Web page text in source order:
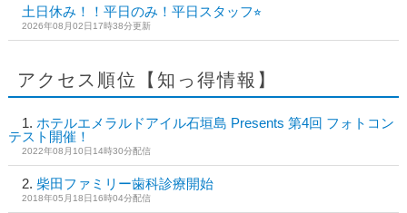
土日休み！！平日のみ！平日スタッフ⭐︎
2026年08月02日17時38分更新
アクセス順位【知っ得情報】
ホテルエメラルドアイル石垣島 Presents 第4回 フォトコン
テスト開催！
2022年08月10日14時30分配信
柴田ファミリー歯科診療開始
2018年05月18日16時04分配信